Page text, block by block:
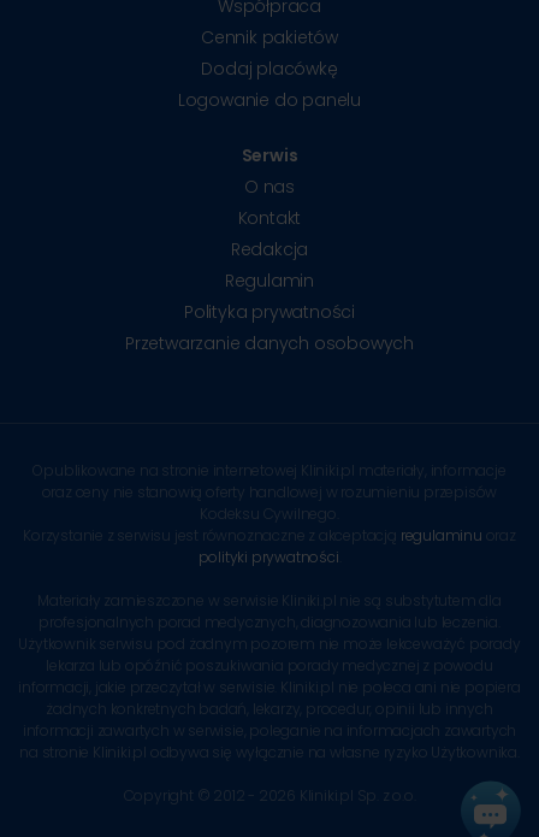
Współpraca
Cennik pakietów
Dodaj placówkę
Logowanie do panelu
Serwis
O nas
Kontakt
Redakcja
Regulamin
Polityka prywatności
Przetwarzanie danych osobowych
Opublikowane na stronie internetowej Kliniki.pl materiały, informacje
oraz ceny nie stanowią oferty handlowej w rozumieniu przepisów
Kodeksu Cywilnego.
Korzystanie z serwisu jest równoznaczne z akceptacją regulaminu oraz
polityki prywatności
Materiały zamieszczone w serwisie Kliniki.pl nie są substytutem dla
profesjonalnych porad medycznych, diagnozowania lub leczenia.
Użytkownik serwisu pod żadnym pozorem nie może lekceważyć porady
lekarza lub opóźnić poszukiwania porady medycznej z powodu
informacji, jakie przeczytał w serwisie. Kliniki.pl nie poleca ani nie popiera
żadnych konkretnych badań, lekarzy, procedur, opinii lub innych
informacji zawartych w serwisie, poleganie na informacjach zawartych
na stronie Kliniki.pl odbywa się wyłącznie na własne ryzyko Użytkownika.
Copyright © 2012 - 2026 Kliniki.pl Sp. z o.o.